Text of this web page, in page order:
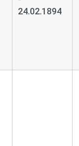
24.02.1894